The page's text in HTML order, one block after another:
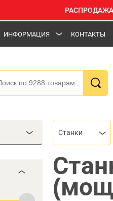
РАСПРОДАЖА
ИНФОРМАЦИЯ КОНТАКТЫ
Станки